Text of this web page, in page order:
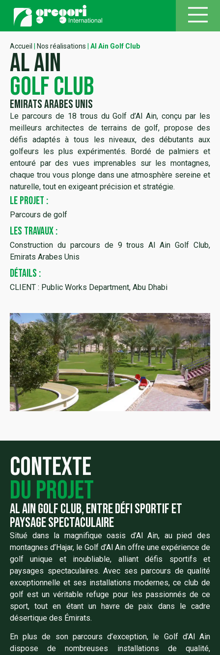
Accueil Nos réalisations Al Ain Golf Club
Al ain
golf club
Emirats Arabes Unis
Le parcours de 18 trous du Golf d’Al Ain, conçu par les
meilleurs architectes de terrains de golf, propose des
défis adaptés à tous les niveaux, des débutants aux
golfeurs les plus expérimentés. Bordé de palmiers et
entouré par des vues imprenables sur les montagnes,
chaque trou vous plonge dans une atmosphère sereine et
naturelle, tout en exigeant précision et stratégie.
LE PROJET :
Parcours de golf
LES TRAVAUX :
Construction du parcours de 9 trous Al Ain Golf Club,
Emirats Arabes Unis
DÉTAILS :
CLIENT : Public Works Department, Abu Dhabi
Contexte
du projet
Al ain golf club, entre défi sportif et
paysage spectaculaire
Situé dans la magnifique oasis d’Al Ain, au pied des
montagnes d’Hajar, le Golf d’Al Ain offre une expérience de
golf unique et inoubliable, alliant défis sportifs et
paysages spectaculaires. Avec ses parcours de qualité
exceptionnelle et ses installations modernes, ce club de
golf est un véritable refuge pour les passionnés de ce
sport, tout en étant un havre de paix dans le cadre
désertique des Émirats.
En plus de son parcours d’exception, le Golf d’Al Ain
dispose de nombreuses installations de qualité,